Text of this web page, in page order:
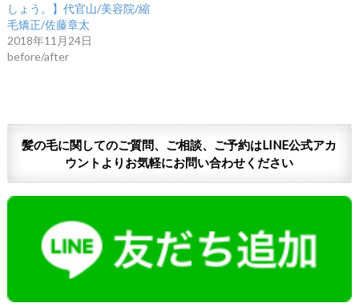
しょう。】代官山/美容院/縮
毛矯正/佐藤章太
2018年11月24日
before/after
髪の毛に関してのご質問、ご相談、ご予約はLINE公式アカ
ウントよりお気軽にお問い合わせください